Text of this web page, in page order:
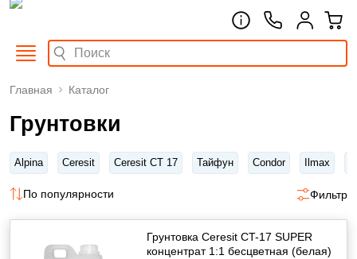
Главная Каталог
Грунтовки
Alpina Ceresit Ceresit CT 17 Тайфун Condor Ilmax
По популярности Фильтр
Грунтовка Ceresit CT-17 SUPER
концентрат 1:1 бесцветная (белая)